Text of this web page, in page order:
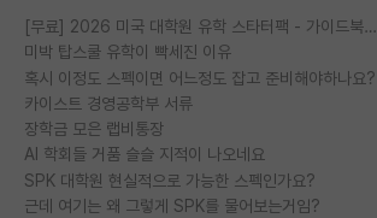
[무료] 2026 미국 대학원 유학 스타터팩 - 가이드북 & 합격자 컨택메일 템플릿
미박 탑스쿨 유학이 빡세진 이유
혹시 이정도 스펙이면 어느정도 잡고 준비해야하나요?
카이스트 경영공학부 서류
장학금 모은 랩비통장
AI 학회들 거품 슬슬 지적이 나오네요
SPK 대학원 현실적으로 가능한 스펙인가요?
근데 여기는 왜 그렇게 SPK를 물어보는거임?